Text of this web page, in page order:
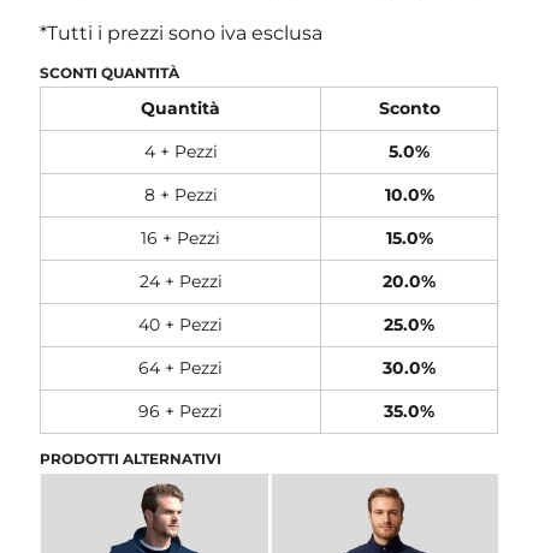
*Tutti i prezzi sono iva esclusa
SCONTI QUANTITÀ
Quantità
Sconto
4 + Pezzi
5.0%
8 + Pezzi
10.0%
16 + Pezzi
15.0%
24 + Pezzi
20.0%
40 + Pezzi
25.0%
64 + Pezzi
30.0%
96 + Pezzi
35.0%
PRODOTTI ALTERNATIVI